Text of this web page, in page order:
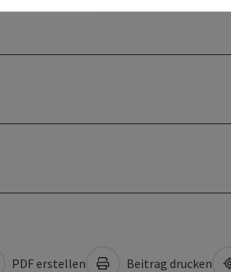
PDF erstellen Beitrag drucken